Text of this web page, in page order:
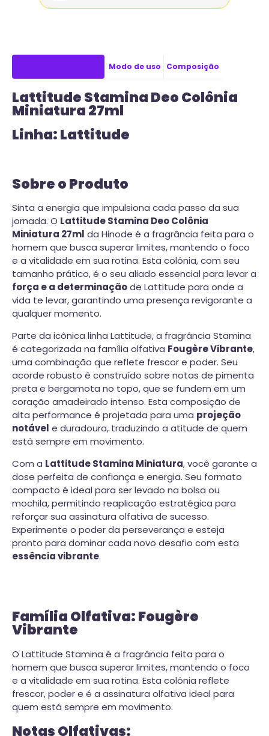
Modo de uso Composição
Lattitude Stamina Deo Colônia
Miniatura 27ml
Linha: Lattitude
Sobre o Produto
Sinta a energia que impulsiona cada passo da sua
jornada. O Lattitude Stamina Deo Colônia
Miniatura 27ml da Hinode é a fragrância feita para o
homem que busca superar limites, mantendo o foco
e a vitalidade em sua rotina. Esta colônia, com seu
tamanho prático, é o seu aliado essencial para levar a
força e a determinaçãode Lattitude para onde a
vida te levar, garantindo uma presença revigorante a
qualquer momento.
Parte da icônica linha Lattitude, a fragrância Stamina
é categorizada na família olfativa Fougère Vibrante,
uma combinação que reflete frescor e poder. Seu
acorde robusto é construído sobre notas de pimenta
preta e bergamota no topo, que se fundem em um
coração amadeirado intenso. Esta composição de
alta performance é projetada para uma projeção
notável e duradoura, traduzindo a atitude de quem
está sempre em movimento.
Com a Lattitude Stamina Miniatura, você garante a
dose perfeita de confiança e energia. Seu formato
compacto é ideal para ser levado na bolsa ou
mochila, permitindo reaplicação estratégica para
reforçar sua assinatura olfativa de sucesso.
Experimente o poder da perseverança e esteja
pronto para dominar cada novo desafio com esta
essência vibrante.
Família Olfativa: Fougère
Vibrante
O Lattitude Stamina é a fragrância feita para o
homem que busca superar limites, mantendo o foco
e a vitalidade em sua rotina. Esta colônia reflete
frescor, poder e é a assinatura olfativa ideal para
quem está sempre em movimento.
Notas Olfativas: